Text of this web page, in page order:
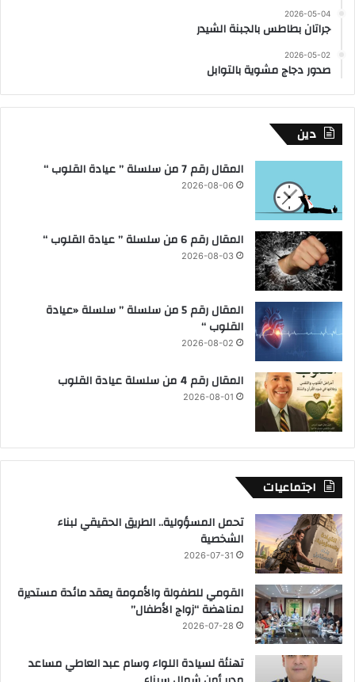
2026-05-04
جراتان بطاطس بالجبنة الشيدر
2026-05-02
صدور دجاج مشوية بالتوابل
دين
المقال رقم 7 من سلسلة ” عيادة القلوب “
2026-08-06
المقال رقم 6 من سلسلة ” عيادة القلوب “
2026-08-03
المقال رقم 5 من سلسلة ” سلسلة «عيادة
القلوب “
2026-08-02
المقال رقم 4 من سلسلة عيادة القلوب
2026-08-01
اجتماعيات
تحمل المسؤولية.. الطريق الحقيقي لبناء
الشخصية
2026-07-31
القومي للطفولة والأمومة يعقد مائدة مستديرة
لمناهضة “زواج الأطفال”
2026-07-28
تهنئة لسيادة اللواء وسام عبد العاطي مساعد